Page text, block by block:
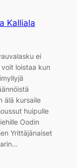
Kalliala
ei
loistaa kun
älä kursaile
huipulle
Oodin
Yrittäjänaiset